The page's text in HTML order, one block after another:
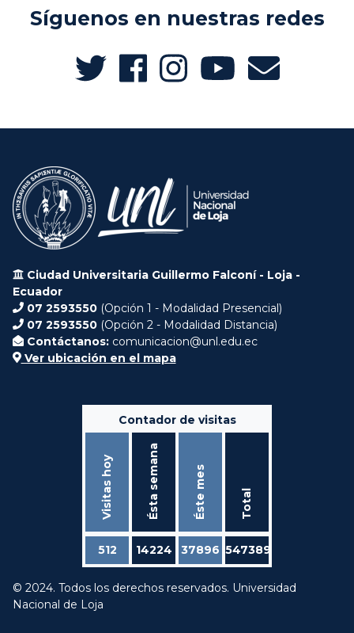
Síguenos en nuestras redes
Ciudad Universitaria Guillermo Falconí - Loja -
Ecuador
07 2593550 (Opción 1 - Modalidad Presencial)
07 2593550 (Opción 2 - Modalidad Distancia)
Contáctanos: comunicacion@unl.edu.ec
Ver ubicación en el mapa
Contador de visitas
Visitas hoy Ésta semana Éste mes Total
512 14224 37896 547389
© 2024. Todos los derechos reservados. Universidad
Nacional de Loja